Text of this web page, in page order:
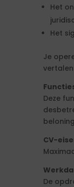
Het
Het
Je
Deze
CV-
De